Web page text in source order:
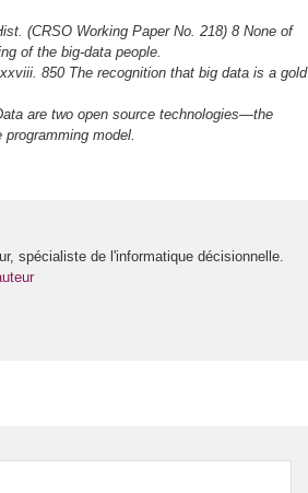
(CRSO Working Paper No. 218) 8 None of
of the big-data people.
850 The recognition that big data is a gold
are two open source technologies—the
model.
spécialiste de l'informatique décisionnelle.